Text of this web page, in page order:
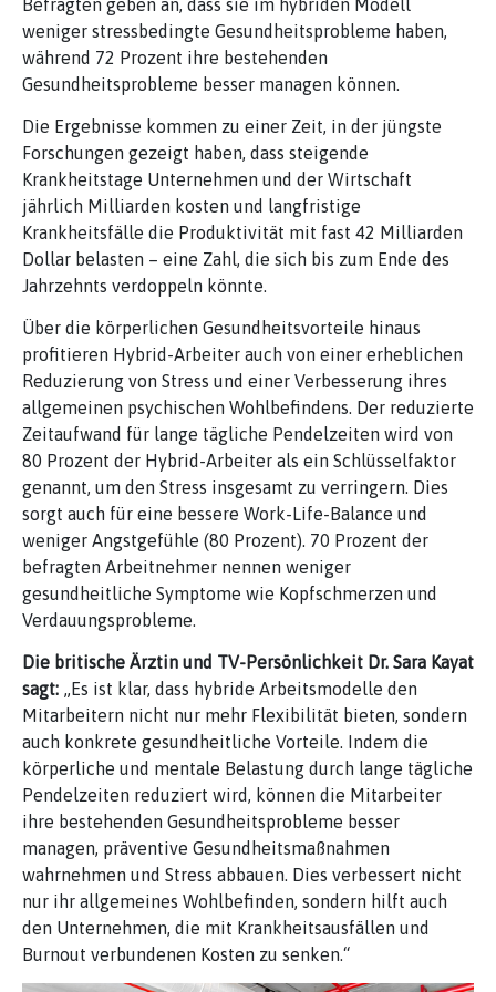
Befragten geben an, dass sie im hybriden Modell
weniger stressbedingte Gesundheitsprobleme haben,
während 72 Prozent ihre bestehenden
Gesundheitsprobleme besser managen können.
Die Ergebnisse kommen zu einer Zeit, in der jüngste
Forschungen gezeigt haben, dass steigende
Krankheitstage Unternehmen und der Wirtschaft
jährlich Milliarden kosten und langfristige
Krankheitsfälle die Produktivität mit fast 42 Milliarden
Dollar belasten – eine Zahl, die sich bis zum Ende des
Jahrzehnts verdoppeln könnte.
Über die körperlichen Gesundheitsvorteile hinaus
profitieren Hybrid-Arbeiter auch von einer erheblichen
Reduzierung von Stress und einer Verbesserung ihres
allgemeinen psychischen Wohlbefindens. Der reduzierte
Zeitaufwand für lange tägliche Pendelzeiten wird von
80 Prozent der Hybrid-Arbeiter als ein Schlüsselfaktor
genannt, um den Stress insgesamt zu verringern. Dies
sorgt auch für eine bessere Work-Life-Balance und
weniger Angstgefühle (80 Prozent). 70 Prozent der
befragten Arbeitnehmer nennen weniger
gesundheitliche Symptome wie Kopfschmerzen und
Verdauungsprobleme.
Die britische Ärztin und TV-Persönlichkeit Dr. Sara Kayat
sagt: „Es ist klar, dass hybride Arbeitsmodelle den
Mitarbeitern nicht nur mehr Flexibilität bieten, sondern
auch konkrete gesundheitliche Vorteile. Indem die
körperliche und mentale Belastung durch lange tägliche
Pendelzeiten reduziert wird, können die Mitarbeiter
ihre bestehenden Gesundheitsprobleme besser
managen, präventive Gesundheitsmaßnahmen
wahrnehmen und Stress abbauen. Dies verbessert nicht
nur ihr allgemeines Wohlbefinden, sondern hilft auch
den Unternehmen, die mit Krankheitsausfällen und
Burnout verbundenen Kosten zu senken.“